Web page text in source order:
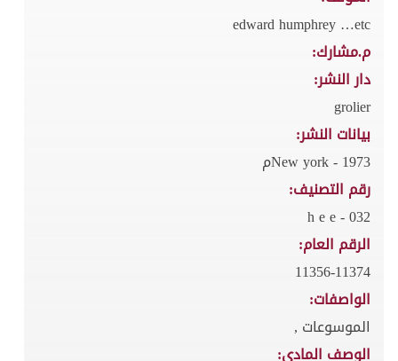
edward humphrey …etc
م.مشارك:
دار النشر:
grolier
بيانات النشر:
New york - 1973م
رقم التصنيف:
032 - h e e
الرقم العام:
11356-11374
الواصفات:
الموسوعات ,
الوصف المادي: